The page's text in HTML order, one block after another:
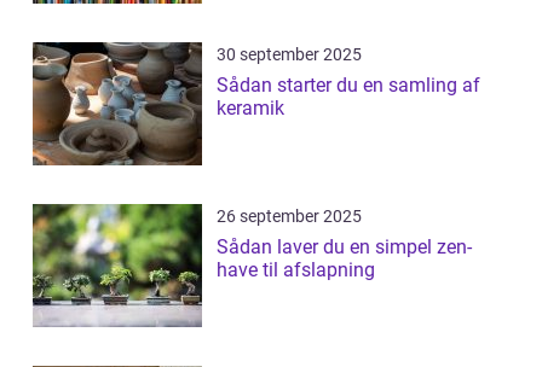
30 september 2025
Sådan starter du en samling af
keramik
26 september 2025
Sådan laver du en simpel zen-
have til afslapning